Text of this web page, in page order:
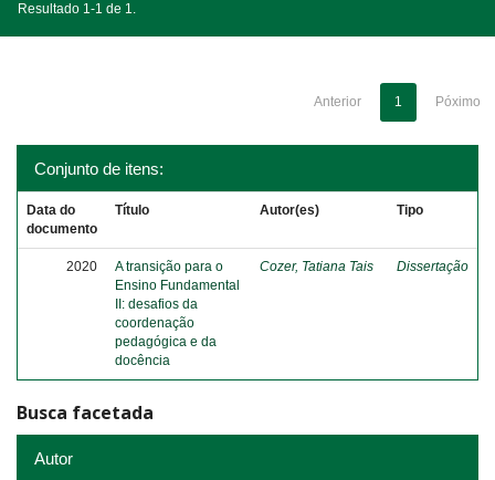
Resultado 1-1 de 1.
Anterior 1 Póximo
Conjunto de itens:
Data do
documento
Título Autor(es) Tipo
2020
A transição para o
Ensino Fundamental
II: desafios da
coordenação
pedagógica e da
docência
Cozer, Tatiana Tais Dissertação
Busca facetada
Autor